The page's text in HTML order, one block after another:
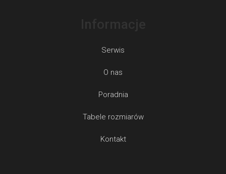
Serwis
O nas
Poradnia
Tabele rozmiarów
Kontakt